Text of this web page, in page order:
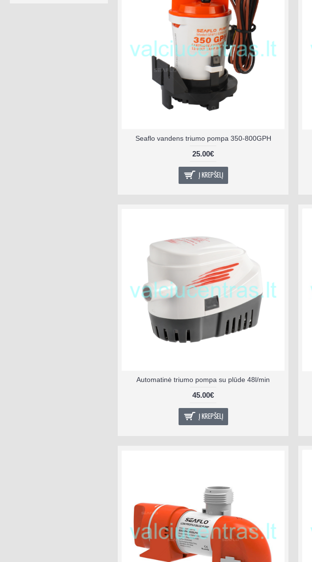
Seaflo vandens triumo pompa 350-800GPH
25.00€
Į KREPŠELĮ
Automatinė triumo pompa su plūde 48l/min
45.00€
Į KREPŠELĮ